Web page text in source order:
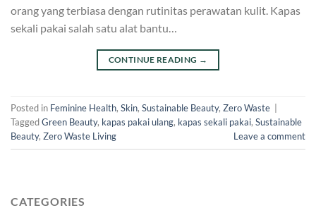
orang yang terbiasa dengan rutinitas perawatan kulit. Kapas
sekali pakai salah satu alat bantu…
CONTINUE READING →
Posted in Feminine Health, Skin, Sustainable Beauty, Zero Waste
TaggedGreen Beauty, kapas pakai ulang, kapas sekali pakai, Sustainable
Beauty, Zero Waste Living Leave a comment
CATEGORIES